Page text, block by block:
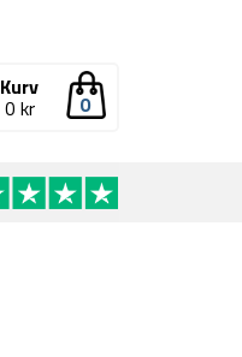
0
Kurv
0 kr